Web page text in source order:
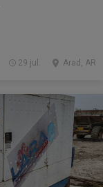
Arad, AR
29 jul.